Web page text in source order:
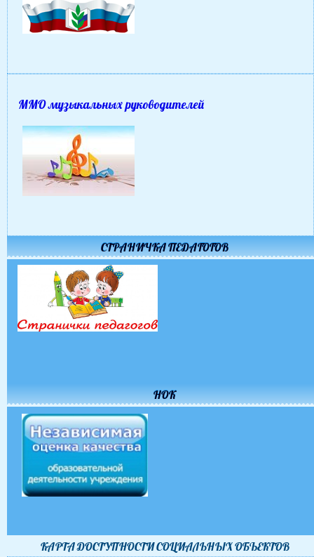
ММО музыкальных руководителей
СТРАНИЧКА ПЕДАГОГОВ
НОК
КАРТА ДОСТУПНОСТИ CОЦИАЛЬНЫХ ОБЪЕКТОВ